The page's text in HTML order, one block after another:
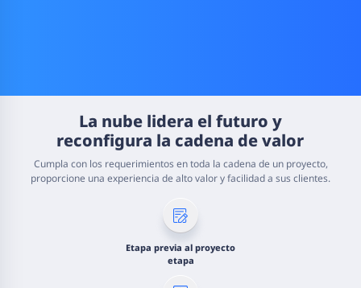
La nube lidera el futuro y
reconfigura la cadena de valor
Cumpla con los requerimientos en toda la cadena de un proyecto,
proporcione una experiencia de alto valor y facilidad a sus clientes.
Etapa previa al proyecto
etapa